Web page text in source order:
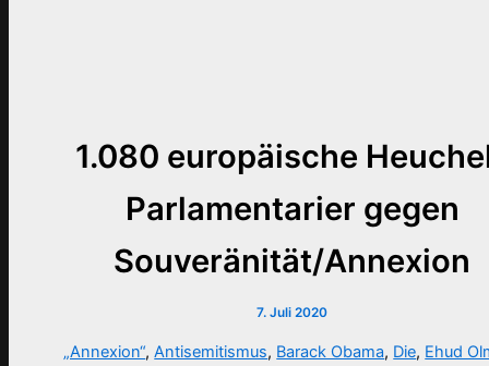
1.080 europäische
Parlamentarier gegen
Souveränität/Annexion
7. Juli 2020
„Annexion“,Antisemitismus, Barack Obama, Die, Ehud